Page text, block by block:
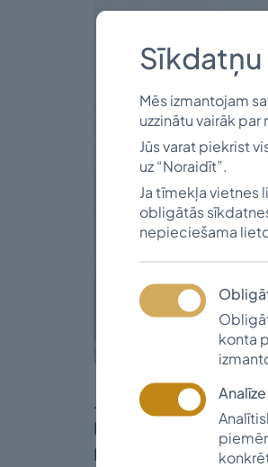
Jau 23 gadus Vītolu
Pateicoties vairāk
Kanādas,
Mēs izmantojam
uzzinātu vairāk
Jūs varat piekrist
uz “Noraidīt”.
Ja tīmekļa vietnes
obligātās
nepieciešama
konta
Analīze